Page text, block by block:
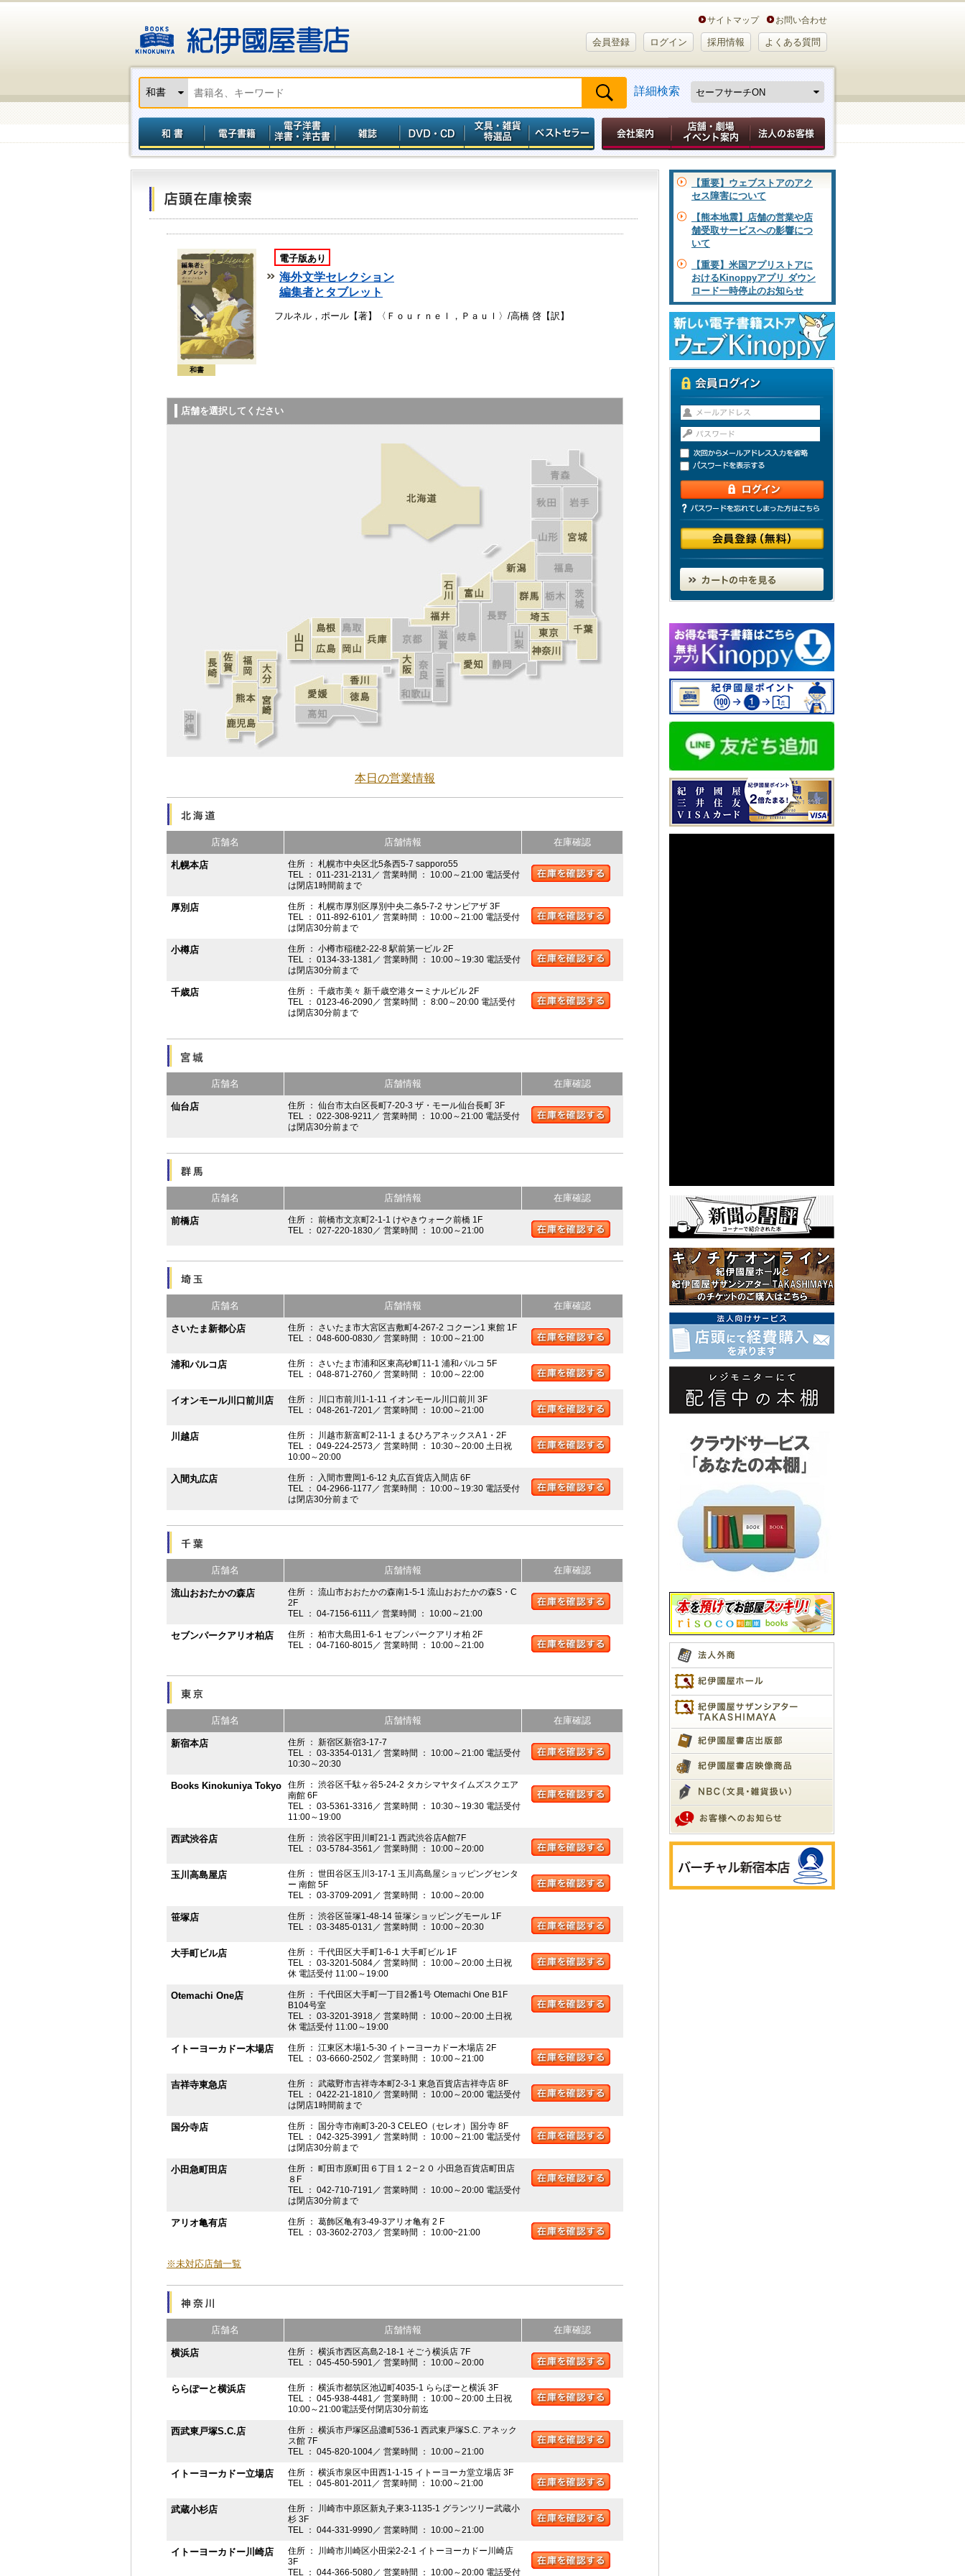
サイトマップ お問い合わせ
会員登録 ログイン 採用情報 よくある質問
詳細検索
和書
電子版あり
海外文学セレクション
編集者とタブレット
フルネル，ポール【著】〈Ｆｏｕｒｎｅｌ，Ｐａｕｌ〉/高橋 啓【訳】
店舗を選択してください
本日の営業情報
店舗名 店舗情報 在庫確認
札幌本店
住所 ： 札幌市中央区北5条西5-7 sapporo55
TEL ： 011-231-2131／ 営業時間 ： 10:00～21:00 電話受付
は閉店1時間前まで
厚別店
住所 ： 札幌市厚別区厚別中央二条5-7-2 サンピアザ 3F
TEL ： 011-892-6101／ 営業時間 ： 10:00～21:00 電話受付
は閉店30分前まで
小樽店
住所 ： 小樽市稲穂2-22-8 駅前第一ビル 2F
TEL ： 0134-33-1381／ 営業時間 ： 10:00～19:30 電話受付
は閉店30分前まで
千歳店
住所 ： 千歳市美々 新千歳空港ターミナルビル 2F
TEL ： 0123-46-2090／ 営業時間 ： 8:00～20:00 電話受付
は閉店30分前まで
店舗名 店舗情報 在庫確認
仙台店
住所 ： 仙台市太白区長町7-20-3 ザ・モール仙台長町 3F
TEL ： 022-308-9211／ 営業時間 ： 10:00～21:00 電話受付
は閉店30分前まで
店舗名 店舗情報 在庫確認
前橋店
住所 ： 前橋市文京町2-1-1 けやきウォーク前橋 1F
TEL ： 027-220-1830／ 営業時間 ： 10:00～21:00
店舗名 店舗情報 在庫確認
さいたま新都心店
住所 ： さいたま市大宮区吉敷町4-267-2 コクーン1 東館 1F
TEL ： 048-600-0830／ 営業時間 ： 10:00～21:00
浦和パルコ店
住所 ： さいたま市浦和区東高砂町11-1 浦和パルコ 5F
TEL ： 048-871-2760／ 営業時間 ： 10:00～22:00
イオンモール川口前川店
住所 ： 川口市前川1-1-11 イオンモール川口前川 3F
TEL ： 048-261-7201／ 営業時間 ： 10:00～21:00
川越店
住所 ： 川越市新富町2-11-1 まるひろアネックスA 1・2F
TEL ： 049-224-2573／ 営業時間 ： 10:30～20:00 土日祝
10:00～20:00
入間丸広店
住所 ： 入間市豊岡1-6-12 丸広百貨店入間店 6F
TEL ： 04-2966-1177／ 営業時間 ： 10:00～19:30 電話受付
は閉店30分前まで
店舗名 店舗情報 在庫確認
流山おおたかの森店
住所 ： 流山市おおたかの森南1-5-1 流山おおたかの森S・C
2F
TEL ： 04-7156-6111／ 営業時間 ： 10:00～21:00
セブンパークアリオ柏店
住所 ： 柏市大島田1-6-1 セブンパークアリオ柏 2F
TEL ： 04-7160-8015／ 営業時間 ： 10:00～21:00
店舗名 店舗情報 在庫確認
新宿本店
住所 ： 新宿区新宿3-17-7
TEL ： 03-3354-0131／ 営業時間 ： 10:00～21:00 電話受付
10:30～20:30
Books Kinokuniya Tokyo
住所 ： 渋谷区千駄ヶ谷5-24-2 タカシマヤタイムズスクエア
南館 6F
TEL ： 03-5361-3316／ 営業時間 ： 10:30～19:30 電話受付
11:00～19:00
西武渋谷店
住所 ： 渋谷区宇田川町21-1 西武渋谷店A館7F
TEL ： 03-5784-3561／ 営業時間 ： 10:00～20:00
玉川高島屋店
住所 ： 世田谷区玉川3-17-1 玉川高島屋ショッピングセンタ
ー 南館 5F
TEL ： 03-3709-2091／ 営業時間 ： 10:00～20:00
笹塚店
住所 ： 渋谷区笹塚1-48-14 笹塚ショッピングモール 1F
TEL ： 03-3485-0131／ 営業時間 ： 10:00～20:30
大手町ビル店
住所 ： 千代田区大手町1-6-1 大手町ビル 1F
TEL ： 03-3201-5084／ 営業時間 ： 10:00～20:00 土日祝
休 電話受付 11:00～19:00
Otemachi One店
住所 ： 千代田区大手町一丁目2番1号 Otemachi One B1F
B104号室
TEL ： 03-3201-3918／ 営業時間 ： 10:00～20:00 土日祝
休 電話受付 11:00～19:00
イトーヨーカドー木場店
住所 ： 江東区木場1-5-30 イトーヨーカドー木場店 2F
TEL ： 03-6660-2502／ 営業時間 ： 10:00～21:00
吉祥寺東急店
住所 ： 武蔵野市吉祥寺本町2-3-1 東急百貨店吉祥寺店 8F
TEL ： 0422-21-1810／ 営業時間 ： 10:00～20:00 電話受付
は閉店1時間前まで
国分寺店
住所 ： 国分寺市南町3-20-3 CELEO（セレオ）国分寺 8F
TEL ： 042-325-3991／ 営業時間 ： 10:00～21:00 電話受付
は閉店30分前まで
小田急町田店
住所 ： 町田市原町田６丁目１２−２０ 小田急百貨店町田店
８F
TEL ： 042-710-7191／ 営業時間 ： 10:00～20:00 電話受付
は閉店30分前まで
アリオ亀有店
住所 ： 葛飾区亀有3-49-3アリオ亀有 2 F
TEL ： 03-3602-2703／ 営業時間 ： 10:00~21:00
※未対応店舗一覧
店舗名 店舗情報 在庫確認
横浜店
住所 ： 横浜市西区高島2-18-1 そごう横浜店 7F
TEL ： 045-450-5901／ 営業時間 ： 10:00～20:00
ららぽーと横浜店
住所 ： 横浜市都筑区池辺町4035-1 ららぽーと横浜 3F
TEL ： 045-938-4481／ 営業時間 ： 10:00～20:00 土日祝
10:00～21:00電話受付閉店30分前迄
西武東戸塚S.C.店
住所 ： 横浜市戸塚区品濃町536-1 西武東戸塚S.C. アネック
ス館 7F
TEL ： 045-820-1004／ 営業時間 ： 10:00～21:00
イトーヨーカドー立場店
住所 ： 横浜市泉区中田西1-1-15 イトーヨーカ堂立場店 3F
TEL ： 045-801-2011／ 営業時間 ： 10:00～21:00
武蔵小杉店
住所 ： 川崎市中原区新丸子東3-1135-1 グランツリー武蔵小
杉 3F
TEL ： 044-331-9990／ 営業時間 ： 10:00～21:00
イトーヨーカドー川崎店
住所 ： 川崎市川崎区小田栄2-2-1 イトーヨーカドー川崎店
3F
TEL ： 044-366-5080／ 営業時間 ： 10:00～20:00 電話受付
【重要】ウェブストアのアク
セス障害について
【熊本地震】店舗の営業や店
舗受取サービスへの影響につ
いて
【重要】米国アプリストアに
おけるKinoppyアプリ ダウン
ロード一時停止のお知らせ